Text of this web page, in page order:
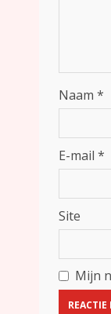
Naam *
E-mail *
Site
Mijn